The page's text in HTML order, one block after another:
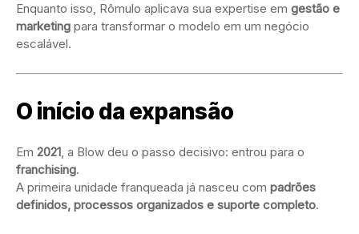
Enquanto isso, Rômulo aplicava sua expertise em gestão e
marketing para transformar o modelo em um negócio
escalável.
O início da expansão
Em 2021, a Blow deu o passo decisivo: entrou para o
franchising.
A primeira unidade franqueada já nasceu com padrões
definidos, processos organizados e suporte completo.